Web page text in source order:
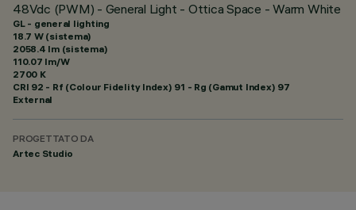
48Vdc (PWM) - General Light - Ottica Space - Warm White
GL - general lighting
18.7 W (sistema)
2058.4 lm (sistema)
110.07 lm/W
2700 K
CRI 92 - Rf (Colour Fidelity Index) 91 - Rg (Gamut Index) 97
External
PROGETTATO DA
Artec Studio